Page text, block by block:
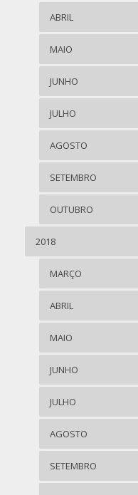
ABRIL
MAIO
JUNHO
JULHO
AGOSTO
SETEMBRO
OUTUBRO
2018
MARÇO
ABRIL
MAIO
JUNHO
JULHO
AGOSTO
SETEMBRO